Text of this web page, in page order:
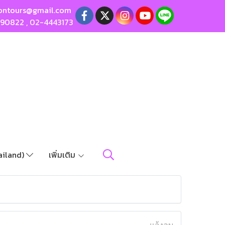
, 02-4443173
เพิ่มเติม